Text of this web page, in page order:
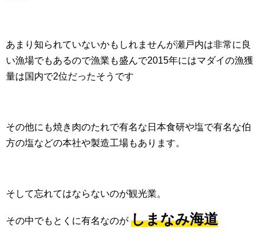
あまり知られていないかもしれませんが瀬戸内は非常に良
い漁場でもあるので漁業も盛んで2015年にはマダイの漁獲
量は国内で2位だったそうです
その他にも焼き肉のたれで有名な日本食研や塩で有名な伯
方の塩などの本社や製造工場もあります。
そして忘れてはならないのが観光業。
その中でもとくに有名なのが しまなみ海道